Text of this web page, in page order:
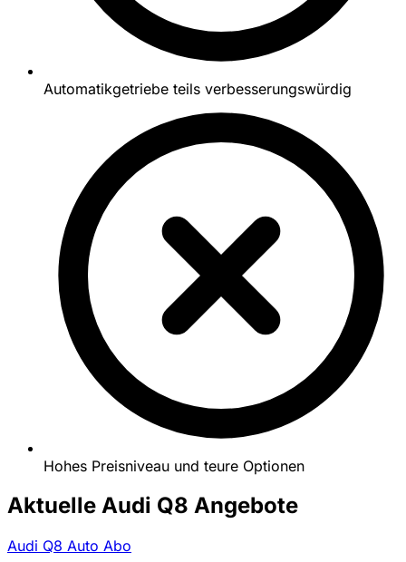
Automatikgetriebe teils verbesserungswürdig
Hohes Preisniveau und teure Optionen
Aktuelle Audi Q8 Angebote
Audi Q8 Auto Abo